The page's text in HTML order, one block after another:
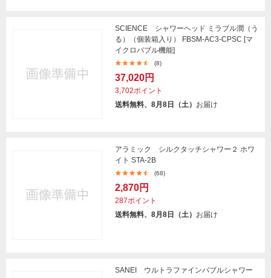
SCIENCE シャワーヘッド ミラブル潤（う
る）（個装箱入り） FBSM-AC3-CPSC [マ
イクロバブル機能]
(8)
37,020円
3,702ポイント
送料無料、8月8日（土） お届け
アラミック シルクタッチシャワー２ ホワ
イト STA-2B
(68)
2,870円
287ポイント
送料無料、8月8日（土） お届け
SANEI ウルトラファインバブルシャワー